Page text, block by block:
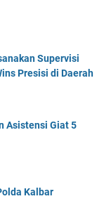
Supervisi
Presisi di Daerah
Asistensi Giat 5
Kalbar